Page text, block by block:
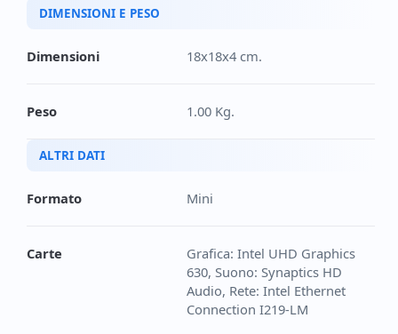
DIMENSIONI E PESO
Dimensioni 18x18x4 cm.
Peso 1.00 Kg.
ALTRI DATI
Formato Mini
Carte
Grafica: Intel UHD Graphics
630, Suono: Synaptics HD
Audio, Rete: Intel Ethernet
Connection I219-LM